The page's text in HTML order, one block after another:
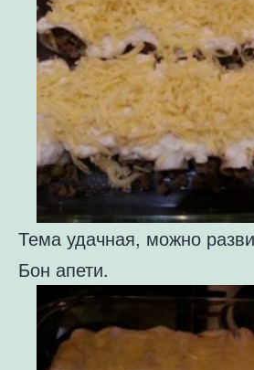
Тема удачная, можно
Бон апети.